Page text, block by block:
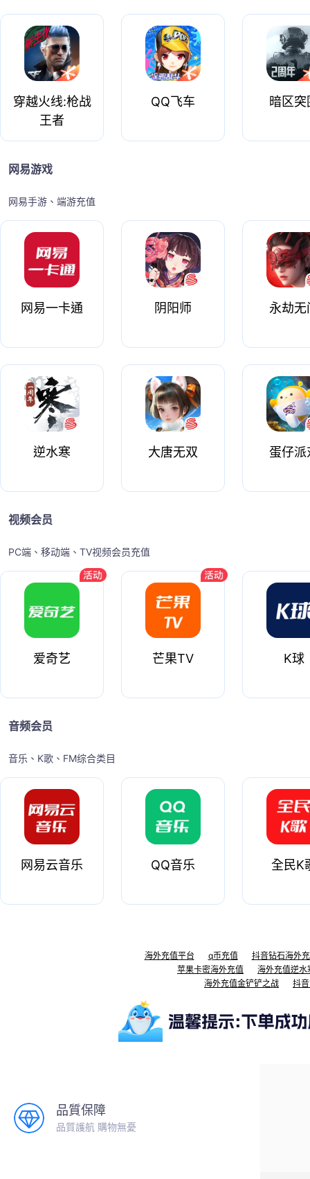
穿越火线:枪战
王者
QQ飞车 暗区突
网易游戏
网易手游、端游充值
网易一卡通 阴阳师 永劫无
逆水寒 大唐无双 蛋仔派
视频会员
PC端、移动端、TV视频会员充值
爱奇艺 芒果TV K球
音频会员
音乐、K歌、FM综合类目
网易云音乐 QQ音乐 全民K
海外充值平台 q币充值
抖音钻石海外
苹果卡密海外充值
海外充值逆水
海外充值金铲铲之战
抖
品質保障
品質護航 購物無憂